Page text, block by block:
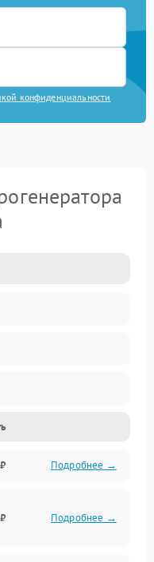
конфиденциальности
Подробнее →
Подробнее →